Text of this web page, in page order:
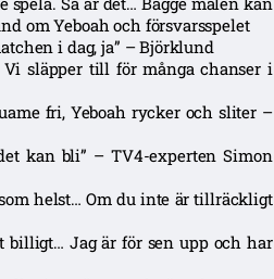
om Yeboah och försvarsspelet
i dag, ja” – Björklund
släpper till för många chanser i
fri, Yeboah rycker och sliter –
kan bli” – TV4-experten Simon
helst… Om du inte är tillräckligt
billigt… Jag är för sen upp och har